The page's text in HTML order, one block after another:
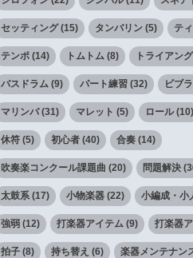
セッティング(15) タンバリン (5) テ
テンポ (14) トムトム (8) トライアン
バスドラム (9) パート練習 (32) ビブ
マリンバ(31) マレット (5) ロール(10)
休符 (5) 初心者 (40) 合奏 (14)
吹奏楽コンクール課題曲 (20) 問題解決
太鼓系 (17) 小物楽器 (22) 小編成・小
強弱 (12) 打楽器アイテム (9) 打楽器
拍子 (8) 持ち替え (6) 楽器メンテナン